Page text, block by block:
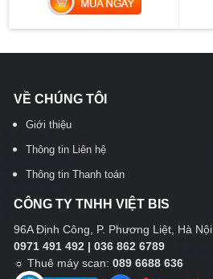
VỀ CHÚNG TÔI
Giới thiệu
Thông tin Liên hệ
Thông tin Thanh toán
CÔNG TY TNHH VIỆT BIS
96A Định Công, P. Phương Liệt, Hà Nội
0971 491 492 | 036 862 6789
☼ Thuê máy scan: 089 6688 636